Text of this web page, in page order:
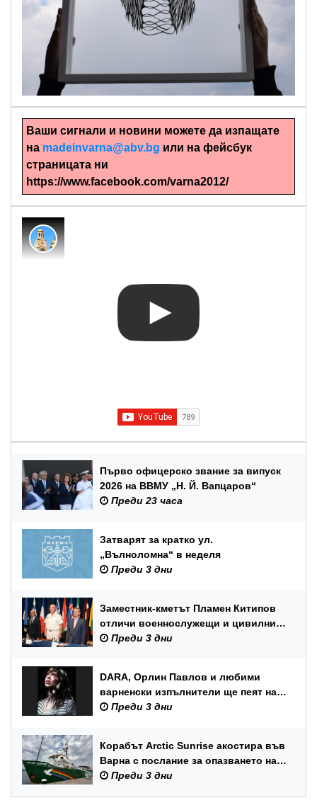
Ръчно изрязани картини
Ваши сигнали и новини можете да изпащате
на madeinvarna@abv.bg или на фейсбук
страницата ни
https://www.facebook.com/varna2012/
Първо офицерско звание за випуск
2026 на ВВМУ „Н. Й. Вапцаров“
Преди 23 часа
Затварят за кратко ул.
„Вълноломна“ в неделя
Преди 3 дни
Заместник-кметът Пламен Китипов
отличи военнослужещи и цивилни
служители по повод Празника на
Преди 3 дни
DARA, Орлин Павлов и любими
варненски изпълнители ще пеят на
празника на Варна
Преди 3 дни
Корабът Arctic Sunrise акостира във
Варна с послание за опазването на
Черно море
Преди 3 дни